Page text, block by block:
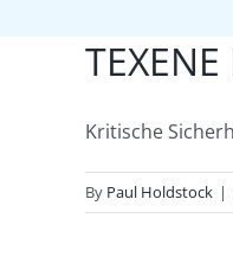
Kritische
By Paul Holdstock |